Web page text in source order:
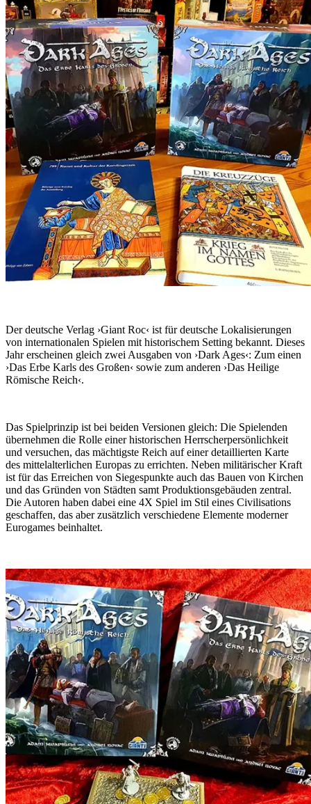
Der deutsche Verlag ›Giant Roc‹ ist für deutsche Lokalisierungen
von internationalen Spielen mit historischem Setting bekannt. Dieses
Jahr erscheinen gleich zwei Ausgaben von ›Dark Ages‹: Zum einen
›Das Erbe Karls des Großen‹ sowie zum anderen ›Das Heilige
Römische Reich‹.
Das Spielprinzip ist bei beiden Versionen gleich: Die Spielenden
übernehmen die Rolle einer historischen Herrscherpersönlichkeit
und versuchen, das mächtigste Reich auf einer detaillierten Karte
des mittelalterlichen Europas zu errichten. Neben militärischer Kraft
ist für das Erreichen von Siegespunkte auch das Bauen von Kirchen
und das Gründen von Städten samt Produktionsgebäuden zentral.
Die Autoren haben dabei eine 4X Spiel im Stil eines Civilisations
geschaffen, das aber zusätzlich verschiedene Elemente moderner
Eurogames beinhaltet.